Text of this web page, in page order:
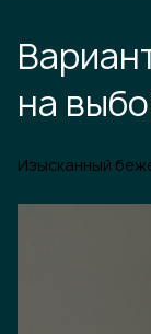
на
Изысканный